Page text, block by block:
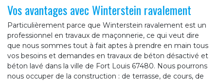
Vos avantages avec Winterstein ravalement
Particulièrement parce que Winterstein ravalement est un
professionnel en travaux de maçonnerie, ce qui veut dire
que nous sommes tout à fait aptes à prendre en main tous
vos besoins et demandes en travaux de béton désactivé et
béton lavé dans la ville de Fort Louis 67480. Nous pourrons
nous occuper de la construction : de terrasse, de cours, de